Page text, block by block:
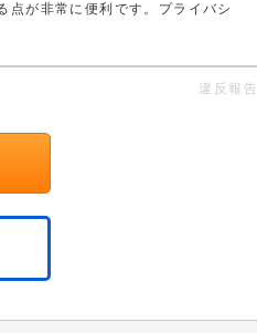
点が非常に便利です。プライバシ
違反報告